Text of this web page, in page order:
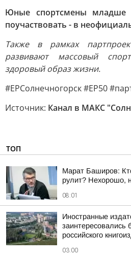
Юные спортсмены младше
поучаствовать - в
Также в рамках
развивают массовый
здоровый образ жизни.
#ЕРСолнечногорск #ЕР50
Источник: Канал в МАКС
ТОП
Марат Баширов:
рулит? Нехорошо,
08:01
Иностранные
заинтересовались
российского
03:00